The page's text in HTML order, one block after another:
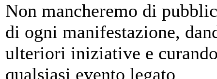
Non mancheremo di
di ogni manifestazione,
ulteriori iniziative e
qualsiasi evento legato